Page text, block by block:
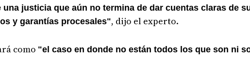
justicia que aún no termina de dar cuentas claras de
y garantías procesales", dijo el experto.
como "el caso en donde no están todos los que son ni